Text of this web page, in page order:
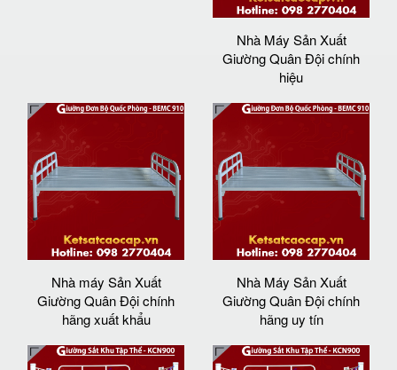
Nhà Máy Sản Xuất
Giường Quân Đội chính
hiệu
Nhà máy Sản Xuất
Giường Quân Đội chính
hãng xuất khẩu
Nhà Máy Sản Xuất
Giường Quân Đội chính
hãng uy tín